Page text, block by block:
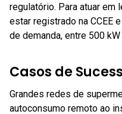
regulatório. Para atuar
estar registrado na CCEE
de demanda, entre 500 kW
Casos de
Grandes redes de
autoconsumo remoto ao